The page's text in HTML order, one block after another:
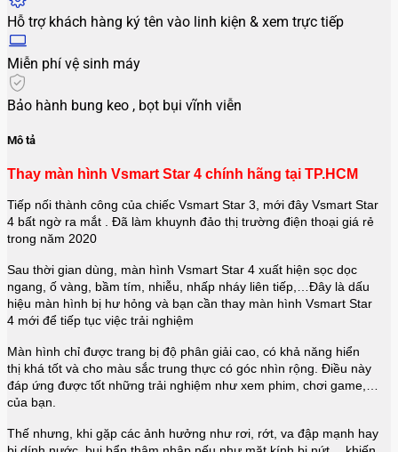
Hỗ trợ khách hàng ký tên vào linh kiện & xem trực tiếp
Miễn phí vệ sinh máy
Bảo hành bung keo , bọt bụi vĩnh viễn
Mô tả
Thay màn hình Vsmart Star 4 chính hãng tại TP.HCM
Tiếp nối thành công của chiếc Vsmart Star 3, mới đây Vsmart Star
4 bất ngờ ra mắt . Đã làm khuynh đảo thị trường điện thoại giá rẻ
trong năm 2020
Sau thời gian dùng, màn hình Vsmart Star 4 xuất hiện sọc dọc
ngang, ố vàng, bầm tím, nhiễu, nhấp nháy liên tiếp,…Đây là dấu
hiệu màn hình bị hư hỏng và bạn cần thay màn hình Vsmart Star
4 mới để tiếp tục việc trải nghiệm
Màn hình chỉ được trang bị độ phân giải cao, có khả năng hiển
thị khá tốt và cho màu sắc trung thực có góc nhìn rộng. Điều này
đáp ứng được tốt những trải nghiệm như xem phim, chơi game,…
của bạn.
Thế nhưng, khi gặp các ảnh hưởng như rơi, rớt, va đập mạnh hay